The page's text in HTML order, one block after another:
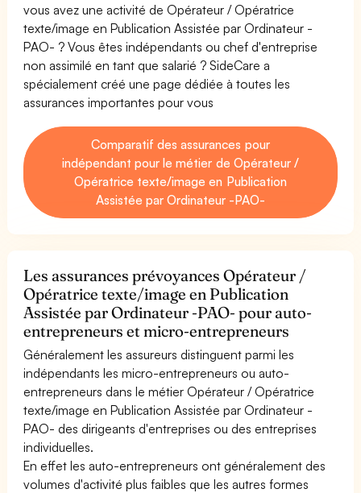
vous avez une activité de Opérateur / Opératrice
texte/image en Publication Assistée par Ordinateur -
PAO- ? Vous êtes indépendants ou chef d'entreprise
non assimilé en tant que salarié ? SideCare a
spécialement créé une page dédiée à toutes les
assurances importantes pour vous
Comparatif des assurances pour
indépendant pour le métier de Opérateur /
Opératrice texte/image en Publication
Assistée par Ordinateur -PAO-
Les assurances prévoyances Opérateur /
Opératrice texte/image en Publication
Assistée par Ordinateur -PAO- pour auto-
entrepreneurs et micro-entrepreneurs
Généralement les assureurs distinguent parmi les
indépendants les micro-entrepreneurs ou auto-
entrepreneurs dans le métier Opérateur / Opératrice
texte/image en Publication Assistée par Ordinateur -
PAO- des dirigeants d'entreprises ou des entreprises
individuelles.
En effet les auto-entrepreneurs ont généralement des
volumes d'activité plus faibles que les autres formes